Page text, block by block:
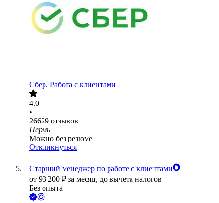
Сбер. Работа с клиентами
4.0
•
26629 отзывов
Пермь
Можно без резюме
Откликнуться
Старший менеджер по работе с клиентами
от 93 200 ₽ за месяц, до вычета налогов
Без опыта